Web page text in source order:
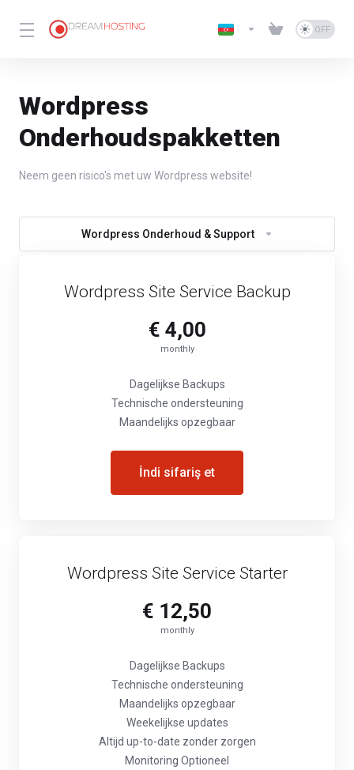
Wordpress
Onderhoudspakketten
Neem geen risico's met uw Wordpress website!
Wordpress Onderhoud & Support
Wordpress Site Service Backup
€ 4,00
monthly
Dagelijkse Backups
Technische ondersteuning
Maandelijks opzegbaar
İndi sifariş et
Wordpress Site Service Starter
€ 12,50
monthly
Dagelijkse Backups
Technische ondersteuning
Maandelijks opzegbaar
Weekelijkse updates
Altijd up-to-date zonder zorgen
Monitoring Optioneel